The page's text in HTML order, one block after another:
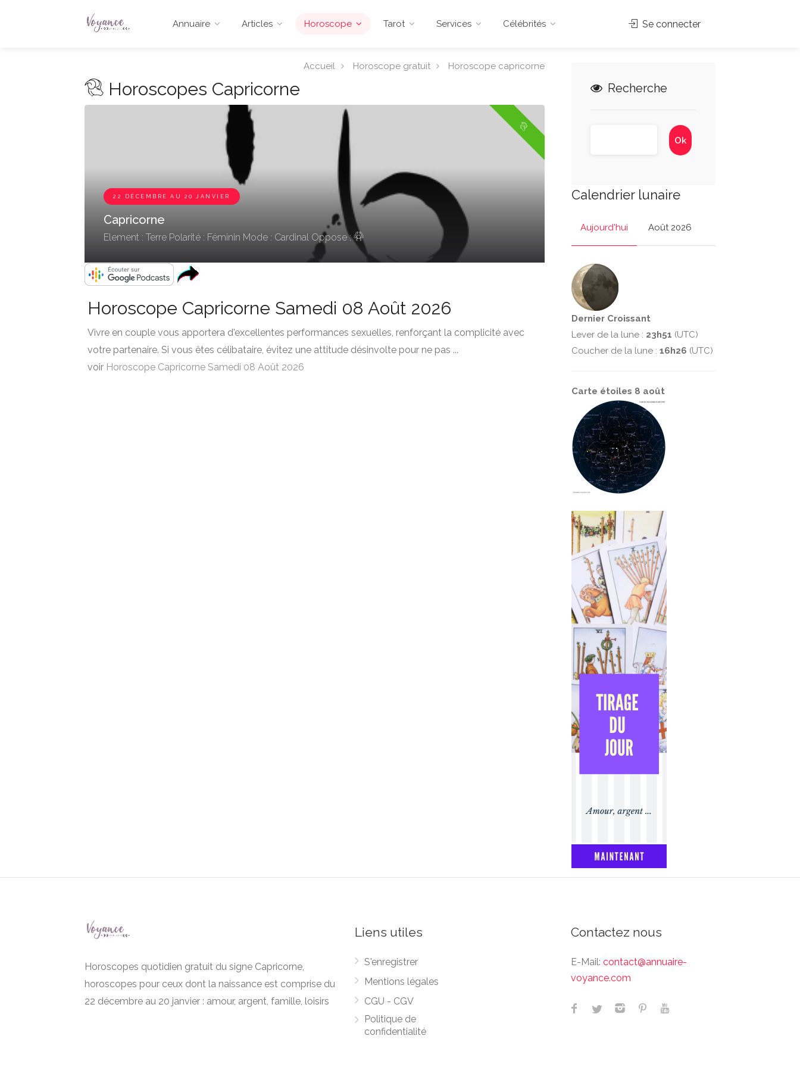
Annuaire Articles Horoscope Tarot Services Célébrités Se connecter
Accueil Horoscope gratuit Horoscope capricorne
Horoscopes Capricorne
22 DÉCEMBRE AU 20 JANVIER
Capricorne
Element : Terre Polarité : Féminin Mode : Cardinal Oppose :
Horoscope Capricorne Samedi 08 Août 2026
Vivre en couple vous apportera d'excellentes performances sexuelles, renforçant la complicité avec
votre partenaire. Si vous êtes célibataire, évitez une attitude désinvolte pour ne pas ...
voir Horoscope Capricorne Samedi 08 Août 2026
Recherche
Calendrier lunaire
Aujourd'hui Août 2026
Dernier Croissant
Lever de la lune : 23h51 (UTC)
Coucher de la lune : 16h26 (UTC)
Carte étoiles 8 août
Horoscopes quotidien gratuit du signe Capricorne,
horoscopes pour ceux dont la naissance est comprise du
22 décembre au 20 janvier : amour, argent, famille, loisirs
Liens utiles
S'enregistrer
Mentions légales
CGU - CGV
Politique de
confidentialité
Contactez nous
E-Mail: contact@annuaire-
voyance.com